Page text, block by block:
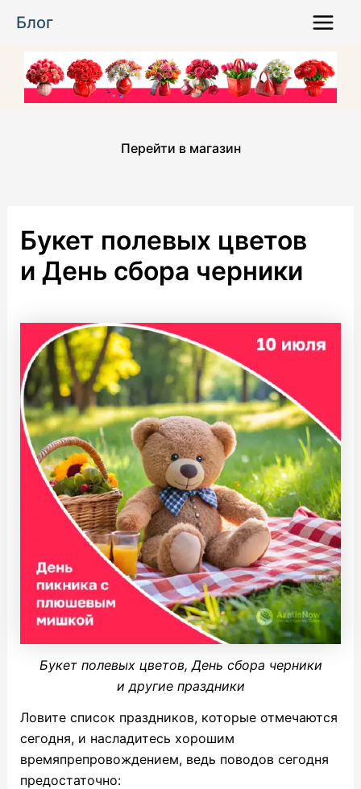
Блог
Menu
Перейти в магазин
Букет полевых цветов
и День сбора черники
Букет полевых цветов, День сбора черники
и другие праздники
Ловите список праздников, которые отмечаются
сегодня, и насладитесь хорошим
времяпрепровождением, ведь поводов сегодня
предостаточно: